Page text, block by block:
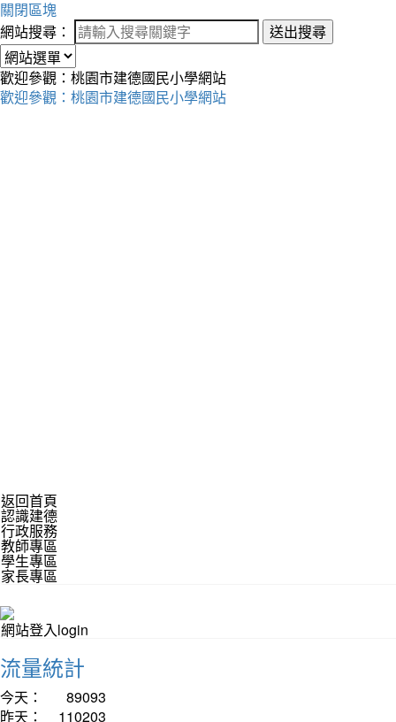
關閉區塊
網站搜尋：
送出搜尋
歡迎參觀：桃園市建德國民小學網站
歡迎參觀：桃園市建德國民小學網站
返回首頁
認識建德
行政服務
教師專區
學生專區
家長專區
網站登入login
流量統計
今天：
89093
昨天：
110203